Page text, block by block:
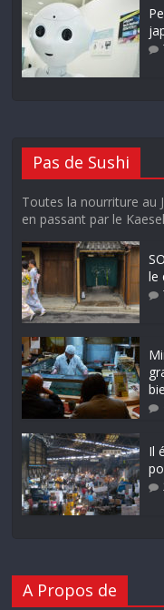
Pas de Sushi
Toutes la nourriture au
en passant par le
le
Il
A Propos de